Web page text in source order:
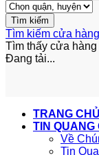
Tìm kiếm cửa
Tìm thấy cửa hàng
Đang tải...
TRANG CHỦ
TIN QUANG
Về
Tin